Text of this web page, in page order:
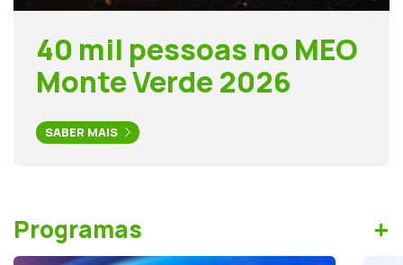
40 mil pessoas no MEO
Monte Verde 2026
SABER MAIS
Programas +